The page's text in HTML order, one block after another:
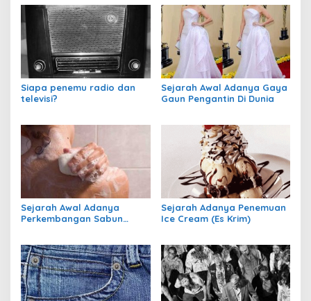
Siapa penemu radio dan
televisi?
Sejarah Awal Adanya Gaya
Gaun Pengantin Di Dunia
Sejarah Awal Adanya
Perkembangan Sabun
Sejarah Adanya Penemuan
Ice Cream (Es Krim)